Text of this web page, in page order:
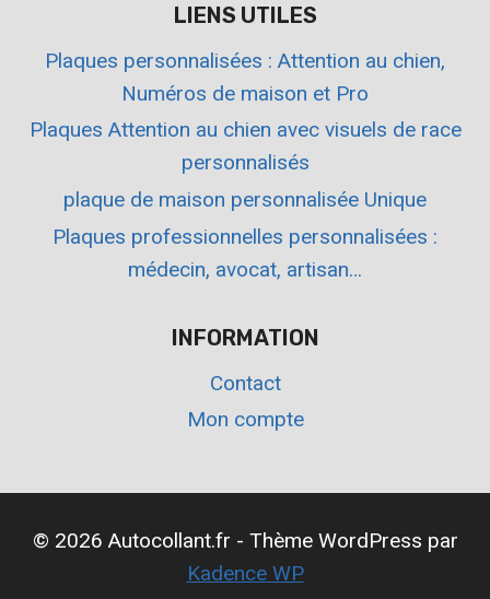
LIENS UTILES
Plaques personnalisées : Attention au chien,
Numéros de maison et Pro
Plaques Attention au chien avec visuels de race
personnalisés
plaque de maison personnalisée Unique
Plaques professionnelles personnalisées :
médecin, avocat, artisan…
INFORMATION
Contact
Mon compte
© 2026 Autocollant.fr - Thème WordPress par
Kadence WP